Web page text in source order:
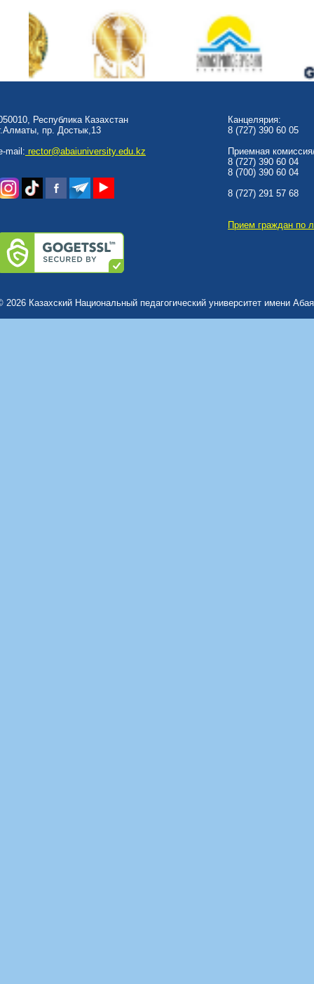
Республика Казахстан
пр. Достык,13
mail: rector@abaiuniversity.edu.kz
Канцелярия:
8 (727) 390 60 05
Приемная
8 (727) 390 60 04
8 (700) 390 60 04
8 (727) 291 57 68
Прием граждан по
2026 Казахский Национальный педагогический университет имени Абая